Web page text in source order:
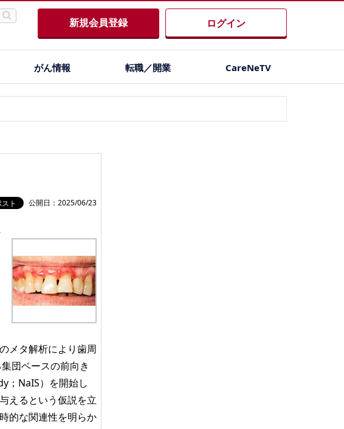
新規会員登録 ログイン
がん情報 転職／開業 CareNeTV
公開日：2025/06/23
メタ解析により歯周
団ベースの前向き
；NaIS）を開始し
えるという仮説を立
的な関連性を明らか